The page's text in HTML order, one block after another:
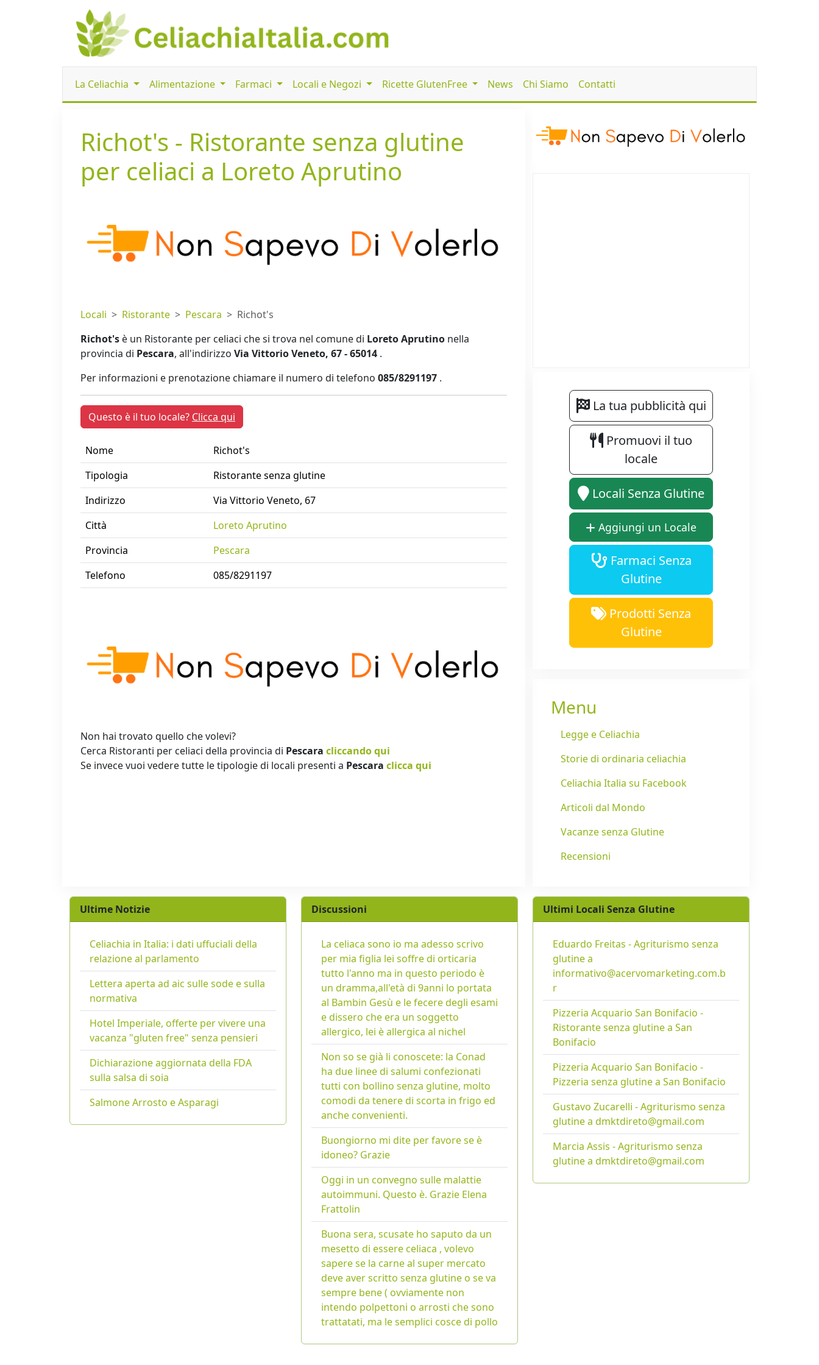
La Celiachia Alimentazione Farmaci Locali e Negozi Ricette GlutenFree News Chi Siamo Contatti
Richot's - Ristorante senza glutine
per celiaci a Loreto Aprutino
Locali Ristorante Pescara
Richot's
Richot's è un Ristorante per celiaci che si trova nel comune di Loreto Aprutino nella
provincia di Pescara, all'indirizzo Via Vittorio Veneto, 67 - 65014 .
Per informazioni e prenotazione chiamare il numero di telefono 085/8291197 .
Questo è il tuo locale? Clicca qui
Nome
Richot's
Tipologia
Ristorante senza glutine
Indirizzo
Via Vittorio Veneto, 67
Città
Loreto Aprutino
Provincia
Pescara
Telefono
085/8291197
Non hai trovato quello che volevi?
Cerca Ristoranti per celiaci della provincia di Pescara cliccando qui
Se invece vuoi vedere tutte le tipologie di locali presenti a Pescara clicca qui
La tua pubblicità qui
Promuovi il tuo
locale
Locali Senza Glutine
Aggiungi un Locale
Farmaci Senza
Glutine
Prodotti Senza
Glutine
Menu
Legge e Celiachia
Storie di ordinaria celiachia
Celiachia Italia su Facebook
Articoli dal Mondo
Vacanze senza Glutine
Recensioni
Ultime Notizie
Celiachia in Italia: i dati uffuciali della
relazione al parlamento
Lettera aperta ad aic sulle sode e sulla
normativa
Hotel Imperiale, offerte per vivere una
vacanza "gluten free" senza pensieri
Dichiarazione aggiornata della FDA
sulla salsa di soia
Salmone Arrosto e Asparagi
Discussioni
La celiaca sono io ma adesso scrivo
per mia figlia lei soffre di orticaria
tutto l'anno ma in questo periodo è
un dramma,all'età di 9anni lo portata
al Bambin Gesù e le fecere degli esami
e dissero che era un soggetto
allergico, lei è allergica al nichel
Non so se già li conoscete: la Conad
ha due linee di salumi confezionati
tutti con bollino senza glutine, molto
comodi da tenere di scorta in frigo ed
anche convenienti.
Buongiorno mi dite per favore se è
idoneo? Grazie
Oggi in un convegno sulle malattie
autoimmuni. Questo è. Grazie Elena
Frattolin
Buona sera, scusate ho saputo da un
mesetto di essere celiaca , volevo
sapere se la carne al super mercato
deve aver scritto senza glutine o se va
sempre bene ( ovviamente non
intendo polpettoni o arrosti che sono
trattatati, ma le semplici cosce di pollo
Ultimi Locali Senza Glutine
Eduardo Freitas - Agriturismo senza
glutine a
informativo@acervomarketing.com.b
r
Pizzeria Acquario San Bonifacio -
Ristorante senza glutine a San
Bonifacio
Pizzeria Acquario San Bonifacio -
Pizzeria senza glutine a San Bonifacio
Gustavo Zucarelli - Agriturismo senza
glutine a dmktdireto@gmail.com
Marcia Assis - Agriturismo senza
glutine a dmktdireto@gmail.com